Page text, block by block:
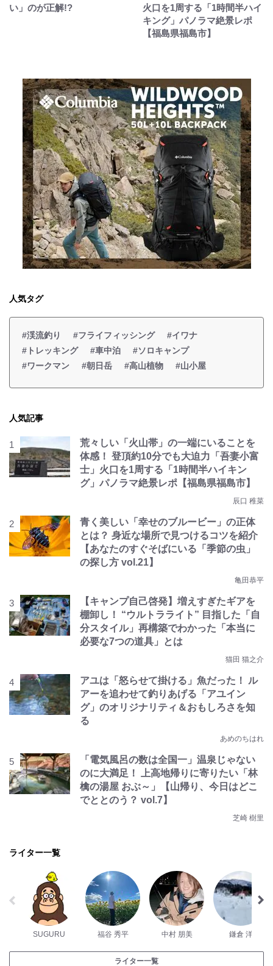
い」のが正解!?
火口を1周する「1時間半ハイ
キング」パノラマ絶景レポ
【福島県福島市】
人気タグ
#渓流釣り #フライフィッシング
#イワナ
#トレッキング
#車中泊
#ソロキャンプ
#ワークマン
#朝日岳 #高山植物 #山小屋
人気記事
荒々しい「火山帯」の一端にいることを
体感！ 登頂約10分でも大迫力「吾妻小富
士」火口を1周する「1時間半ハイキン
グ」パノラマ絶景レポ【福島県福島市】
辰口 稚菜
青く美しい「幸せのブルービー」の正体
とは？ 身近な場所で見つけるコツを紹介
【あなたのすぐそばにいる「季節の虫」
の探し方 vol.21】
亀田恭平
【キャンプ自己啓発】増えすぎたギアを
棚卸し！ “ウルトラライト” 目指した「自
分スタイル」再構築でわかった「本当に
必要な7つの道具」とは
猫田 猫之介
アユは「怒らせて掛ける」魚だった！ ル
アーを追わせて釣りあげる「アユイン
グ」のオリジナリティ＆おもしろさを知
る
あめのちはれ
「電気風呂の数は全国一」温泉じゃない
のに大満足！ 上高地帰りに寄りたい「林
檎の湯屋 おぶ～」【山帰り、今日はどこ
でととのう？ vol.7】
芝崎 樹里
ライター一覧
SUGURU 福谷 秀平 中村 朋美 鎌倉 洋
ライター一覧